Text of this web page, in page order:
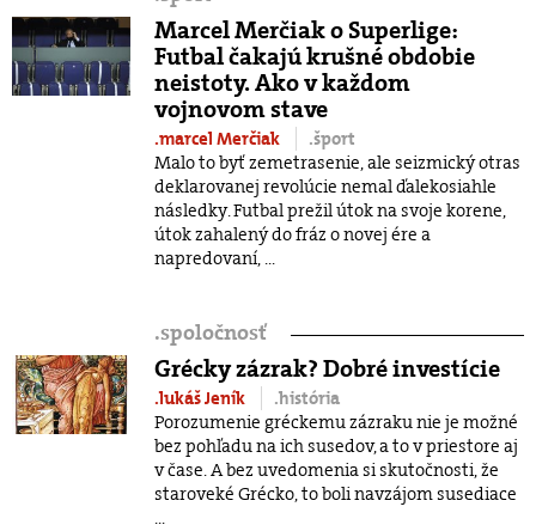
Marcel Merčiak o Superlige:
Futbal čakajú krušné obdobie
neistoty. Ako v každom
vojnovom stave
.marcel Merčiak
.šport
Malo to byť zemetrasenie, ale seizmický otras
deklarovanej revolúcie nemal ďalekosiahle
následky. Futbal prežil útok na svoje korene,
útok zahalený do fráz o novej ére a
napredovaní, ...
.spoločnosť
Grécky zázrak? Dobré investície
.lukáš Jeník
.história
Porozumenie gréckemu zázraku nie je možné
bez pohľadu na ich susedov, a to v priestore aj
v čase. A bez uvedomenia si skutočnosti, že
staroveké Grécko, to boli navzájom susediace
...